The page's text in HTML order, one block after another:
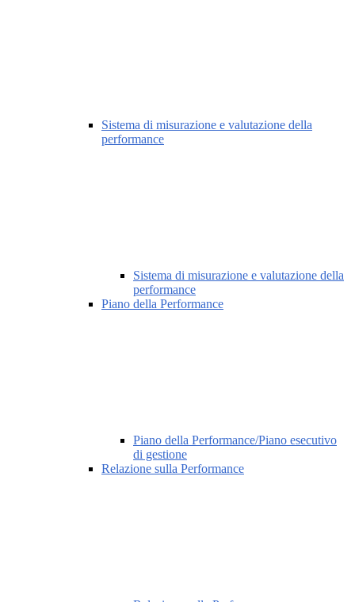
Sistema di misurazione e valutazione della
performance
Sistema di misurazione e valutazione della
performance
Piano della Performance
Piano della Performance/Piano esecutivo
di gestione
Relazione sulla Performance